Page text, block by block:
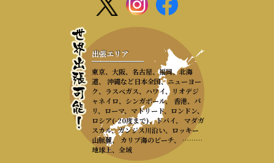
出張エリア
東京、大阪、名古屋、福岡、北海
道、 沖縄など日本全国、ニューヨー
ク、ラスベガス、ハワイ、リオデジ
ャネイロ、シンガポール、 香港、パ
リ、ローマ、マドリード、ロンドン、
ロシア(-20度まで)、ドバイ、 マダガ
スカル、ガンジス川沿い、ロッキー
山脈麓、 カリブ海のビーチ、 ………
地球上、全域